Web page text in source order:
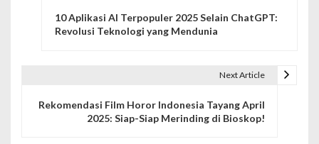
10 Aplikasi AI Terpopuler 2025 Selain ChatGPT:
Revolusi Teknologi yang Mendunia
Next Article
Rekomendasi Film Horor Indonesia Tayang April
2025: Siap-Siap Merinding di Bioskop!